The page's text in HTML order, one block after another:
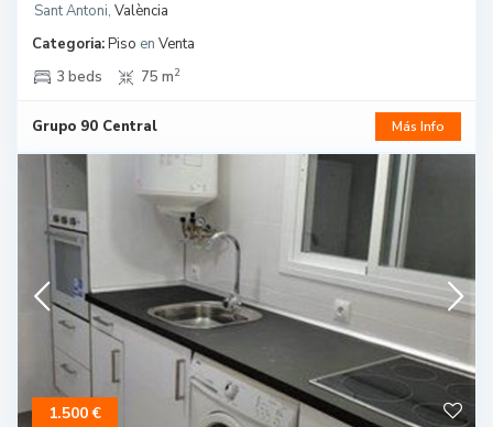
Sant Antoni, València
Categoria:Piso en Venta
3 beds
75 m2
Grupo 90 Central Más Info
1.500 €